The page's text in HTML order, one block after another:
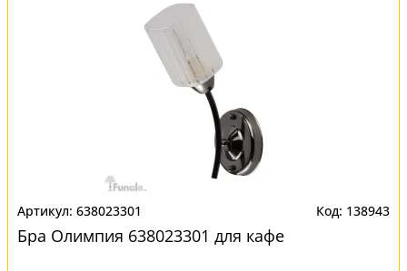
638023301 138943
Бра Олимпия 638023301 для кафе